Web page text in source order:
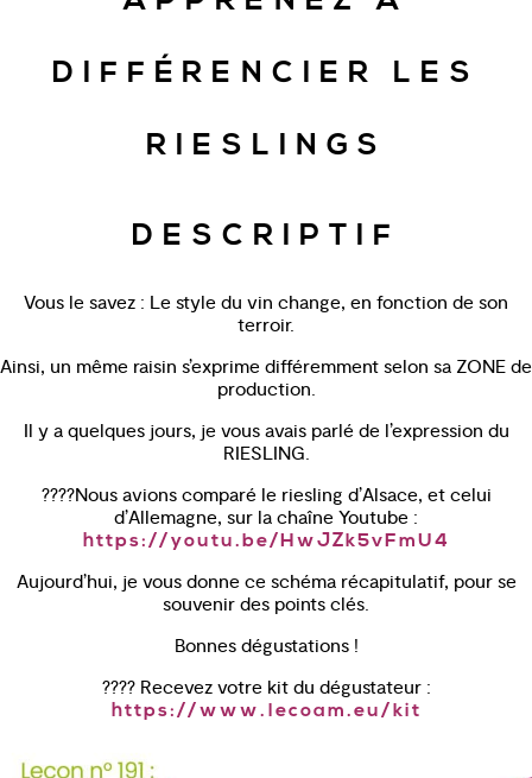
DIFFÉRENCIER LES
RIESLINGS
DESCRIPTIF
Vous le savez : Le style du vin change, en fonction de son
terroir.
Ainsi, un même raisin s’exprime différemment selon sa ZONE de
production.
Il y a quelques jours, je vous avais parlé de l’expression du
RIESLING.
????Nous avions comparé le riesling d’Alsace, et celui
d’Allemagne, sur la chaîne Youtube :
https://youtu.be/HwJZk5vFmU4
Aujourd’hui, je vous donne ce schéma récapitulatif, pour se
souvenir des points clés.
Bonnes dégustations !
???? Recevez votre kit du dégustateur :
https://www.lecoam.eu/kit